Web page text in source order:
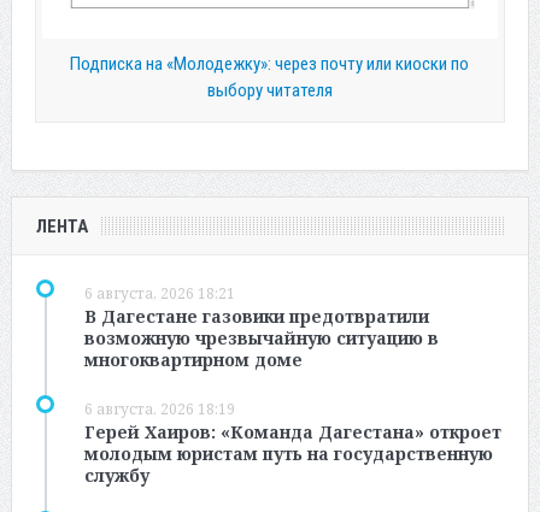
Подписка на «Молодежку»: через почту или киоски по
выбору читателя
ЛЕНТА
6 августа, 2026 18:21
В Дагестане газовики предотвратили
возможную чрезвычайную ситуацию в
многоквартирном доме
6 августа, 2026 18:19
Герей Хаиров: «Команда Дагестана» откроет
молодым юристам путь на государственную
службу